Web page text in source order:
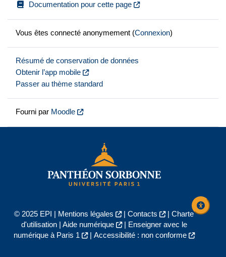
Documentation pour cette page
Vous êtes connecté anonymement (Connexion)
Résumé de conservation de données
Obtenir l’app mobile
Passer au thème standard
Fourni par Moodle
© 2025 EPI | Mentions légales | Contacts | Charte
d'utilisation| Aide numérique |
Enseigner avec le
numérique à Paris 1
| Accessibilité : non conforme